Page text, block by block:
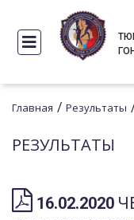
Главная / Результаты
РЕЗУЛЬТАТЫ
16.02.2020